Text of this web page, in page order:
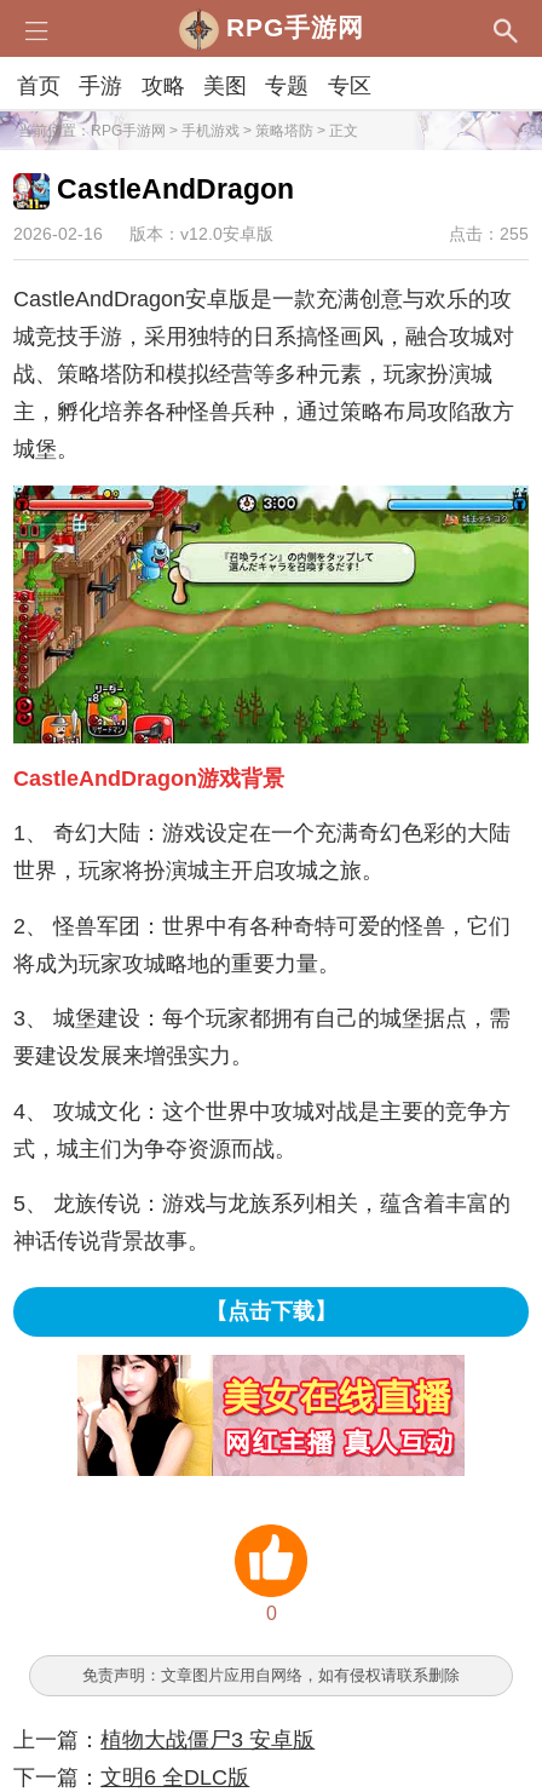
RPG手游网
首页 手游 攻略 美图 专题 专区
当前位置：RPG手游网 > 手机游戏 > 策略塔防 > 正文
CastleAndDragon
2026-02-16 版本：v12.0安卓版 点击：255
CastleAndDragon安卓版是一款充满创意与欢乐的攻
城竞技手游，采用独特的日系搞怪画风，融合攻城对
战、策略塔防和模拟经营等多种元素，玩家扮演城
主，孵化培养各种怪兽兵种，通过策略布局攻陷敌方
城堡。
CastleAndDragon游戏背景
1、 奇幻大陆：游戏设定在一个充满奇幻色彩的大陆
世界，玩家将扮演城主开启攻城之旅。
2、 怪兽军团：世界中有各种奇特可爱的怪兽，它们
将成为玩家攻城略地的重要力量。
3、 城堡建设：每个玩家都拥有自己的城堡据点，需
要建设发展来增强实力。
4、 攻城文化：这个世界中攻城对战是主要的竞争方
式，城主们为争夺资源而战。
5、 龙族传说：游戏与龙族系列相关，蕴含着丰富的
神话传说背景故事。
【点击下载】
0
免责声明：文章图片应用自网络，如有侵权请联系删除
上一篇：植物大战僵尸3 安卓版
下一篇：文明6 全DLC版